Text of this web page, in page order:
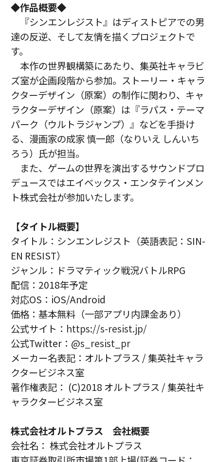
◆作品概要◆
『シンエンレジスト』はディストピアでの男
達の反逆、そして友情を描くプロジェクトで
す。
本作の世界観構築にあたり、集英社キャラビ
ズ室が企画段階から参加。ストーリー・キャラ
クターデザイン（原案）の制作に関わり、キャ
ラクターデザイン（原案）は『ラパス・テーマ
パーク（ウルトラジャンプ）』などを手掛け
る、漫画家の成家 慎一郎（なりいえ しんいち
ろう）氏が担当。
また、ゲームの世界を演出するサウンドプロ
デュースではエイベックス・エンタテインメン
ト株式会社が参加いたします。
【タイトル概要】
タイトル：シンエンレジスト（英語表記：SIN-
EN RESIST）
ジャンル：ドラマティック戦況バトルRPG
配信：2018年予定
対応OS：iOS/Android
価格：基本無料（一部アプリ内課金あり）
公式サイト： https://s-resist.jp/
公式Twitter： @s_resist_pr
メーカー名表記：オルトプラス / 集英社キャラ
クタービジネス室
著作権表記： (C)2018 オルトプラス / 集英社キ
ャラクタービジネス室
株式会社オルトプラス 会社概要
会社名： 株式会社オルトプラス